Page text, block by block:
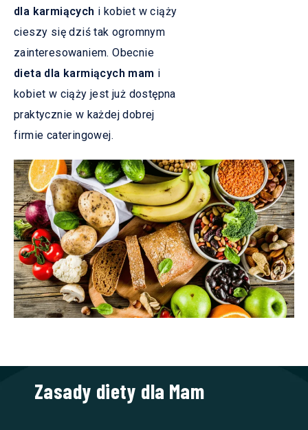
dla karmiących i kobiet w ciąży
cieszy się dziś tak ogromnym
zainteresowaniem. Obecnie
dieta dla karmiących mam i
kobiet w ciąży jest już dostępna
praktycznie w każdej dobrej
firmie cateringowej.
Zasady diety dla Mam